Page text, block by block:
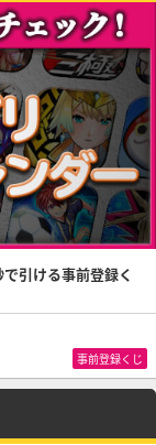
引ける事前登録く
事前登録くじ